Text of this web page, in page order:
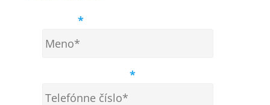
*
*